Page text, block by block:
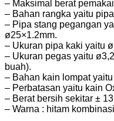
– Maksimal berat
– Bahan rangka yaitu
– Pipa stang pegangan
ø25×1.2mm.
– Ukuran pipa kaki yaitu
– Ukuran pegas yaitu
buah).
– Bahan kain lompat yaitu
– Perbatasan yaitu kain
– Berat bersih sekitar ±
– Warna : hitam